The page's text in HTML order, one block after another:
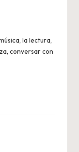
la lectura,
conversar con